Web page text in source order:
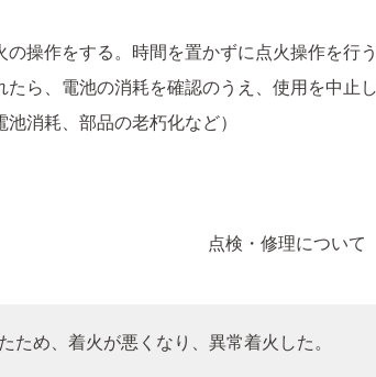
操作をする。時間を置かずに点火操作を行
ら、電池の消耗を確認のうえ、使用を中止
消耗、部品の老朽化など）
点検・修理について
ため、着火が悪くなり、異常着火した。